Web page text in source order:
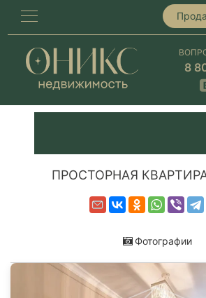
8
ПРОСТОРНАЯ
Фотографии